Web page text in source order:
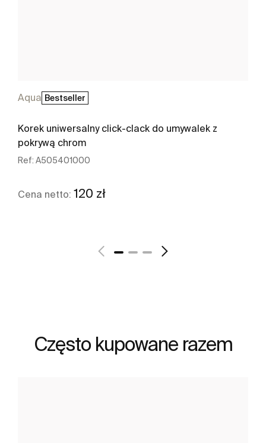
Aqua Bestseller
Korek uniwersalny click-clack do umywalek z
pokrywą chrom
Ref: A505401000
Cena netto: 120 zł
Często kupowane razem